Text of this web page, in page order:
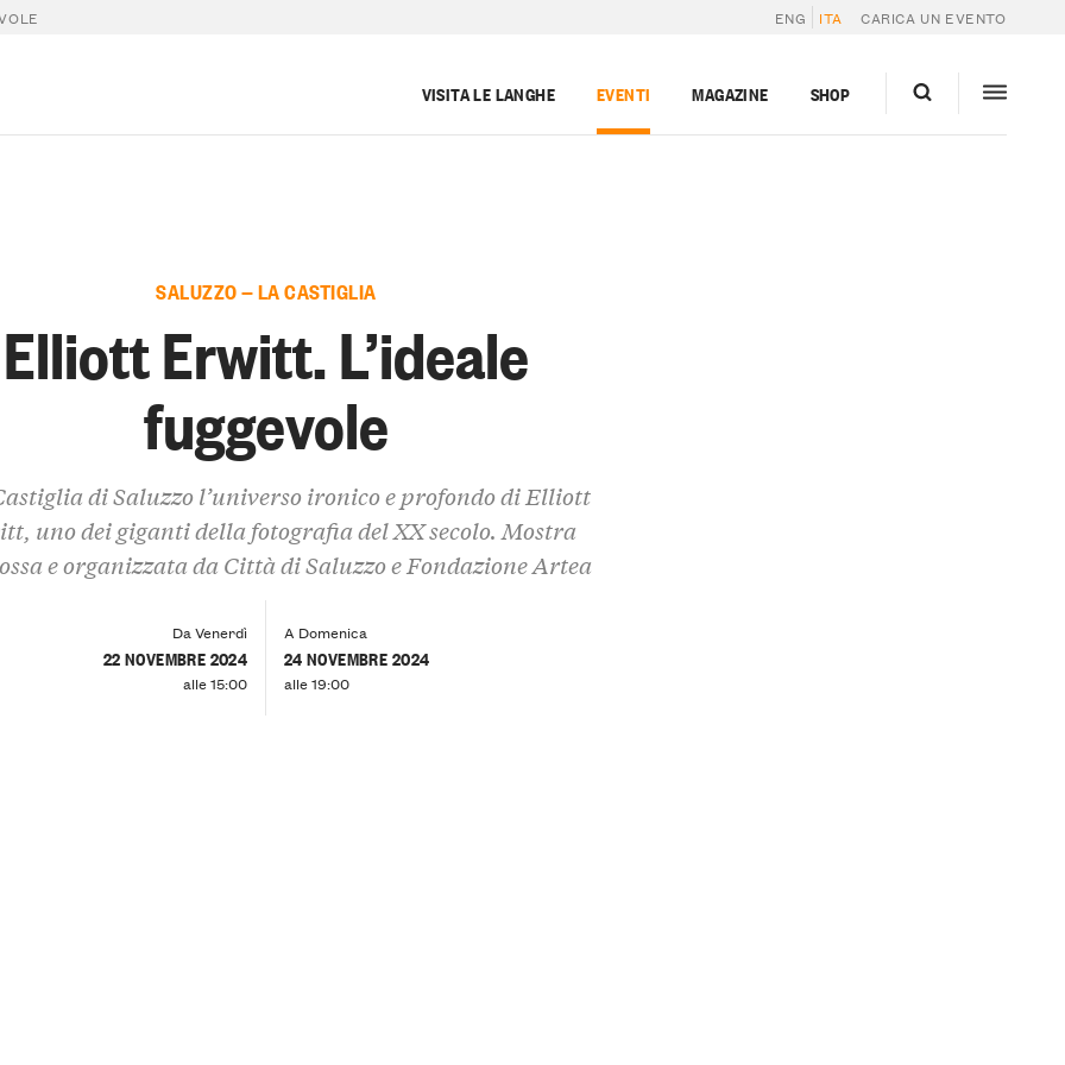
ENG ITA CARICA UN EVENTO
VISITA LE LANGHE EVENTI MAGAZINE SHOP
SALUZZO — LA CASTIGLIA
Elliott Erwitt. L’ideale
fuggevole
di Saluzzo l’universo ironico e profondo di Elliott
uno dei giganti della fotografia del XX secolo. Mostra
e organizzata da Città di Saluzzo e Fondazione Artea
Da Venerdì
22 NOVEMBRE 2024
alle 15:00
A Domenica
24 NOVEMBRE 2024
alle 19:00